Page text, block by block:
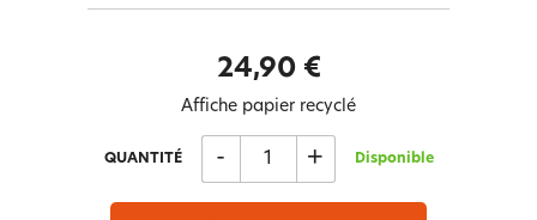
24,90 €
Affiche papier recyclé
QUANTITÉ - + Disponible